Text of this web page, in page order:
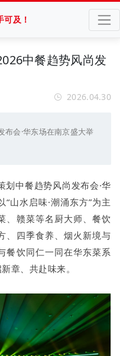
及！
中餐趋势风尚发
2026.04.30
布会·华东场在南京盛大举
中餐趋势风尚发布会·华
山水启味·潮涌东方”为主
、赣菜等名厨大师、餐饮
、四季食养、烟火新境与
餐饮同仁一同在华东菜系
章、共赴味来。